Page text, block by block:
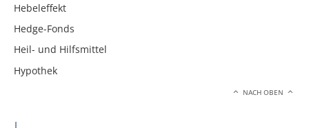
Hebeleffekt
Hedge-Fonds
Heil- und Hilfsmittel
Hypothek
NACH OBEN